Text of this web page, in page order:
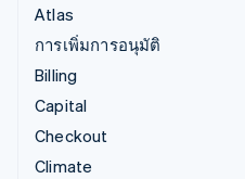
Atlas
การเพิ่มการอนุมัติ
Billing
Capital
Checkout
Climate